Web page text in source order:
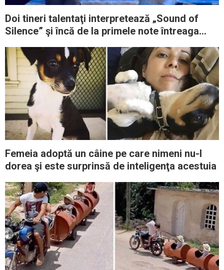
Doi tineri talentaţi interpretează „Sound of
Silence” şi încă de la primele note întreaga
Femeia adoptă un câine pe care nimeni nu-l
dorea şi este surprinsă de inteligenţa acestuia